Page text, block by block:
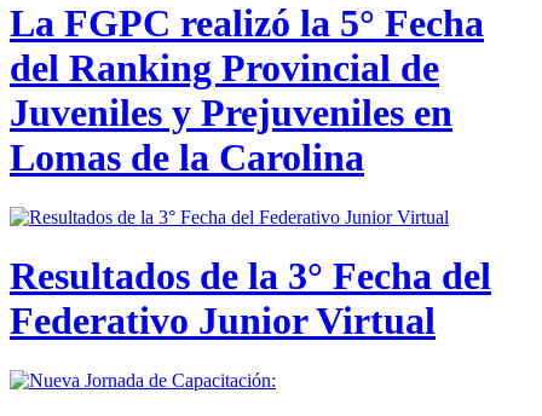
La FGPC realizó la 5° Fecha
del Ranking Provincial de
Juveniles y Prejuveniles en
Lomas de la Carolina
Resultados de la 3° Fecha del
Federativo Junior Virtual